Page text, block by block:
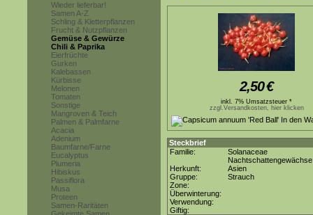
Wieder lieferbar!
Samen A-Z
Schling & Kletterpflanzen
Frucht & Nutzpflanzen
Gemüse & Gewürze
Chili & Paprika
Eierfrüchte
Gurken
Kalebassen
Kürbisse
Melonen
Tomaten
Sonstige
Mangroven & Teich
Palmen & Palmfarne
Acacia
Adenium
Baumfarne/Farne
Eucalyptus
Plumeria
Hibiskus
Passiflora
Musa
Proteen
Samen-Raritäten
2,50€
inkl. 7% Umsatzsteuer *
zzgl.Versandkosten, hier klicken
Steckbrief
Familie:
Solanaceae
Nachtschattengewächse
Herkunft:
Asien
Gruppe:
Strauch
Zone:
Überwinterung:
Verwendung:
Giftig: